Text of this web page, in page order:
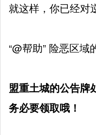
就这样，你已经对
“@帮助” 险恶区
盟重土城的公告牌
务必要领取哦！